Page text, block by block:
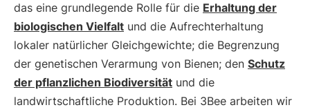
das eine grundlegende Rolle für die Erhaltung der
biologischen Vielfalt und die Aufrechterhaltung
lokaler natürlicher Gleichgewichte; die Begrenzung
der genetischen Verarmung von Bienen; den Schutz
der pflanzlichen Biodiversität und die
landwirtschaftliche Produktion. Bei 3Bee arbeiten wir